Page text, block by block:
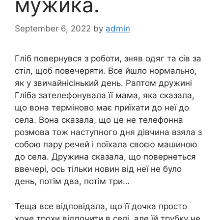
September 6, 2022 by admin
Гліб повернувся з роботи, зняв одяг та сів за
стіл, щоб повечеряти. Все йшло нормально,
як у звичайнісінький день. Раптом дружині
Гліба зателефонувала її мама, яка сказала,
що вона терміново має приїхати до неї до
села. Вона сказала, що це не телефонна
розмова тож наступного дня дівчина взяла з
собою пару речей і поїхала своєю машиною
до села. Дружина сказала, що повернеться
ввечері, ось тільки новин від неї не було
день, потім два, потім три…
Теща все відповідала, що її дочка просто